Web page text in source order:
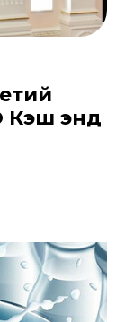
Кэш энд